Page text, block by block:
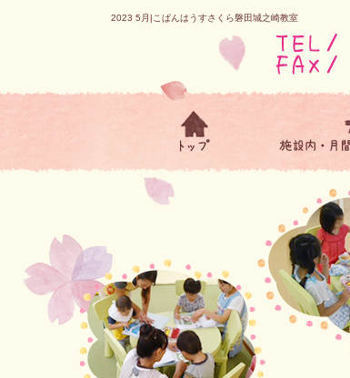
2023 5月|こぱんはうすさくら磐田城之崎教室